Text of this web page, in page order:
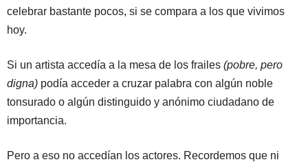
celebrar bastante pocos, si se compara a los que vivimos
hoy.
Si un artista accedía a la mesa de los frailes (pobre, pero
digna) podía acceder a cruzar palabra con algún noble
tonsurado o algún distinguido y anónimo ciudadano de
importancia.
Pero a eso no accedían los actores. Recordemos que ni